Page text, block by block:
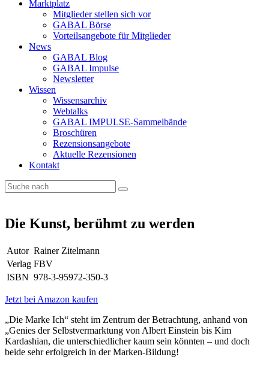
Marktplatz
Mitglieder stellen sich vor
GABAL Börse
Vorteilsangebote für Mitglieder
News
GABAL Blog
GABAL Impulse
Newsletter
Wissen
Wissensarchiv
Webtalks
GABAL IMPULSE-Sammelbände
Broschüren
Rezensionsangebote
Aktuelle Rezensionen
Kontakt
Die Kunst, berühmt zu werden
Autor Rainer Zitelmann
Verlag FBV
ISBN 978-3-95972-350-3
Jetzt bei Amazon kaufen
„Die Marke Ich“ steht im Zentrum der Betrachtung, anhand von
„Genies der Selbstvermarktung von Albert Einstein bis Kim
Kardashian, die unterschiedlicher kaum sein könnten – und doch
beide sehr erfolgreich in der Marken-Bildung!